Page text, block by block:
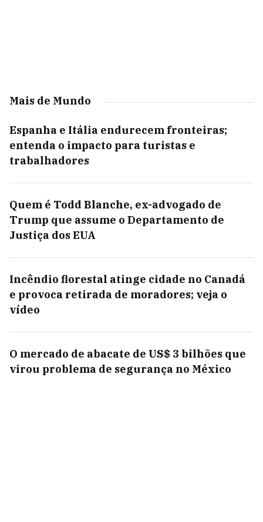
Mais de Mundo
Espanha e Itália endurecem fronteiras;
entenda o impacto para turistas e
trabalhadores
Quem é Todd Blanche, ex-advogado de
Trump que assume o Departamento de
Justiça dos EUA
Incêndio florestal atinge cidade no Canadá
e provoca retirada de moradores; veja o
vídeo
O mercado de abacate de US$ 3 bilhões que
virou problema de segurança no México